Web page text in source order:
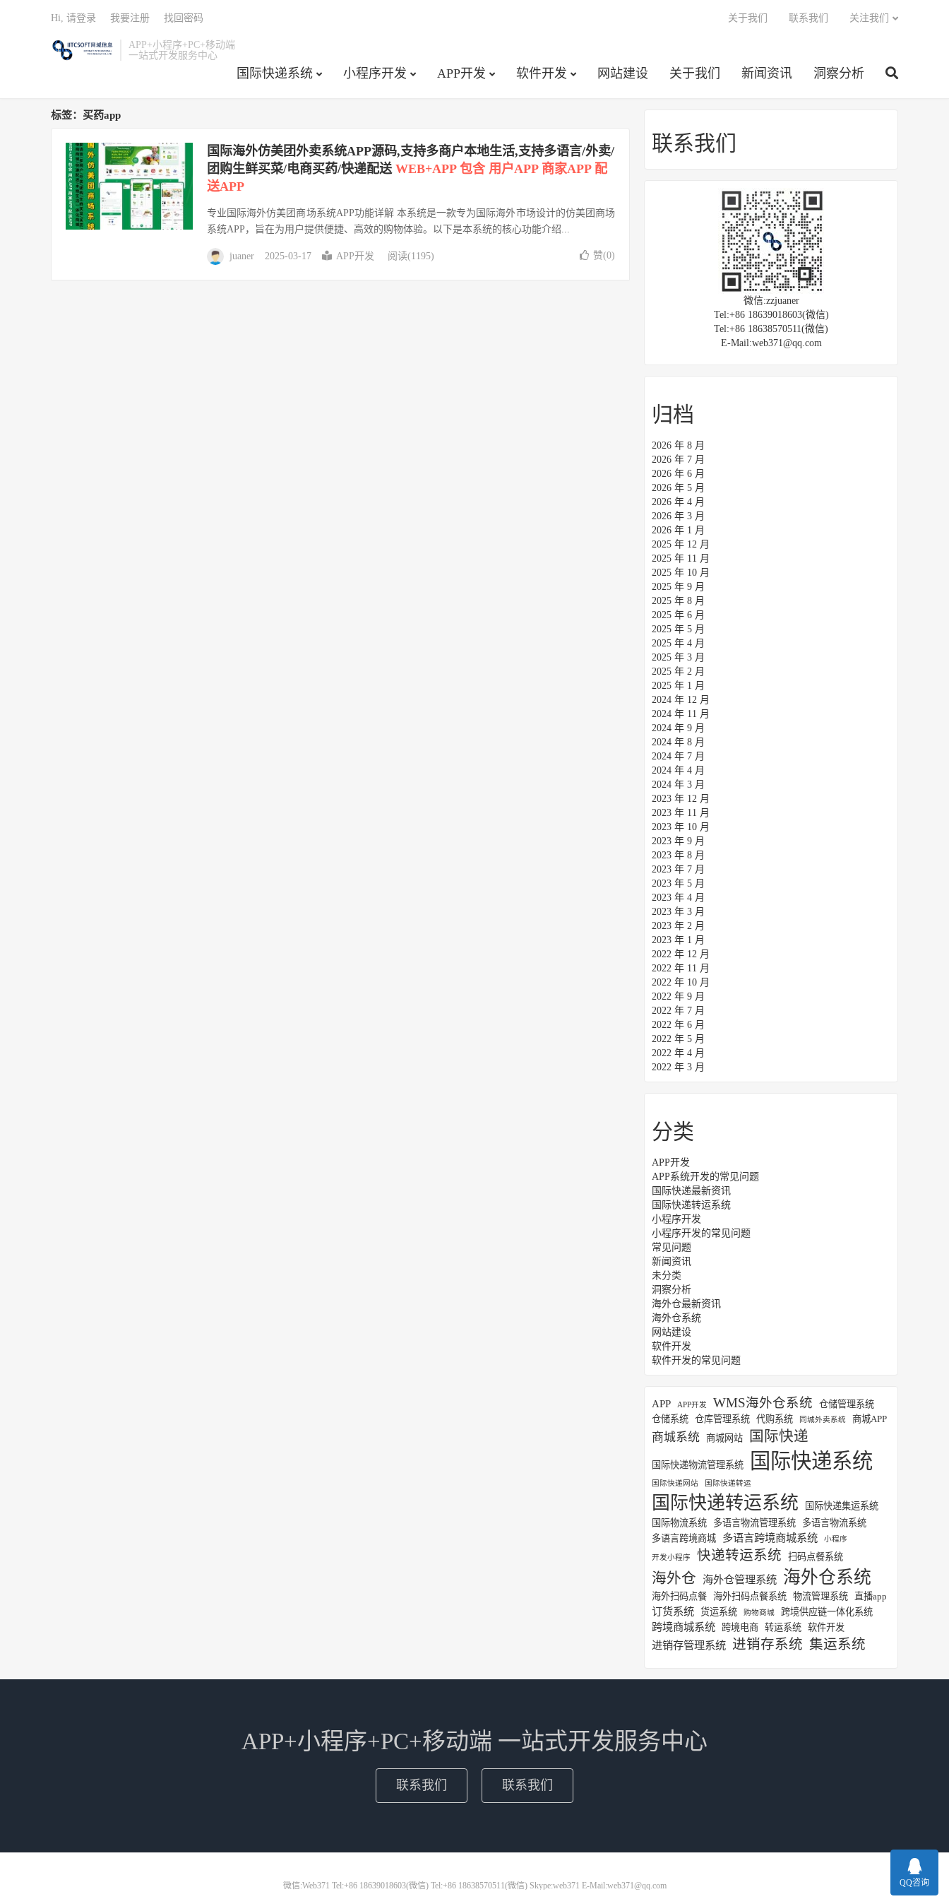
APP+小程序+PC+移动端
一站式开发服务中心
国际快递系统 小程序开发 APP开发 软件开发 网站建设 关于我们 新闻资讯 洞察分析
关于我们 联系我们 关注我们
Hi, 请登录 我要注册 找回密码
标签：买药app
国际海外仿美团外卖系统APP源码,支持多商户本地生活,支持多语言/外卖/
团购生鲜买菜/电商买药/快递配送 WEB+APP 包含 用户APP 商家APP 配
送APP
专业国际海外仿美团商场系统APP功能详解 本系统是一款专为国际海外市场设计的仿美团商场
系统APP，旨在为用户提供便捷、高效的购物体验。以下是本系统的核心功能介绍...
juaner 2025-03-17 APP开发 阅读(1195) 赞(0)
联系我们
微信:zzjuaner
Tel:+86 18639018603(微信)
Tel:+86 18638570511(微信)
E-Mail:web371@qq.com
归档
2026 年 8 月
2026 年 7 月
2026 年 6 月
2026 年 5 月
2026 年 4 月
2026 年 3 月
2026 年 1 月
2025 年 12 月
2025 年 11 月
2025 年 10 月
2025 年 9 月
2025 年 8 月
2025 年 6 月
2025 年 5 月
2025 年 4 月
2025 年 3 月
2025 年 2 月
2025 年 1 月
2024 年 12 月
2024 年 11 月
2024 年 9 月
2024 年 8 月
2024 年 7 月
2024 年 4 月
2024 年 3 月
2023 年 12 月
2023 年 11 月
2023 年 10 月
2023 年 9 月
2023 年 8 月
2023 年 7 月
2023 年 5 月
2023 年 4 月
2023 年 3 月
2023 年 2 月
2023 年 1 月
2022 年 12 月
2022 年 11 月
2022 年 10 月
2022 年 9 月
2022 年 7 月
2022 年 6 月
2022 年 5 月
2022 年 4 月
2022 年 3 月
分类
APP开发
APP系统开发的常见问题
国际快递最新资讯
国际快递转运系统
小程序开发
小程序开发的常见问题
常见问题
新闻资讯
未分类
洞察分析
海外仓最新资讯
海外仓系统
网站建设
软件开发
软件开发的常见问题
APP APP开发 WMS海外仓系统
仓储管理系统
仓储系统 仓库管理系统 代购系统 同城外卖系统 商城APP
商城系统 商城网站 国际快递
国际快递物流管理系统 国际快递系统
国际快递网站 国际快递转运
国际快递转运系统
国际快递集运系统
国际物流系统
多语言物流管理系统
多语言物流系统
多语言跨境商城
多语言跨境商城系统 小程序
开发小程序 快递转运系统 扫码点餐系统
海外仓 海外仓管理系统 海外仓系统
海外扫码点餐 海外扫码点餐系统 物流管理系统 直播app
订货系统 货运系统 购物商城 跨境供应链一体化系统
跨境商城系统 跨境电商 转运系统 软件开发
进销存管理系统 进销存系统 集运系统
APP+小程序+PC+移动端 一站式开发服务中心
联系我们 联系我们
微信:Web371 Tel:+86 18639018603(微信) Tel:+86 18638570511(微信) Skype:web371 E-Mail:web371@qq.com QQ咨询